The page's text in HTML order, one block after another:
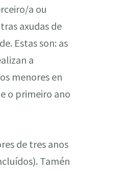
a ou
axudas de
Estas son: as
a
menores en
o primeiro ano
de tres anos
Tamén